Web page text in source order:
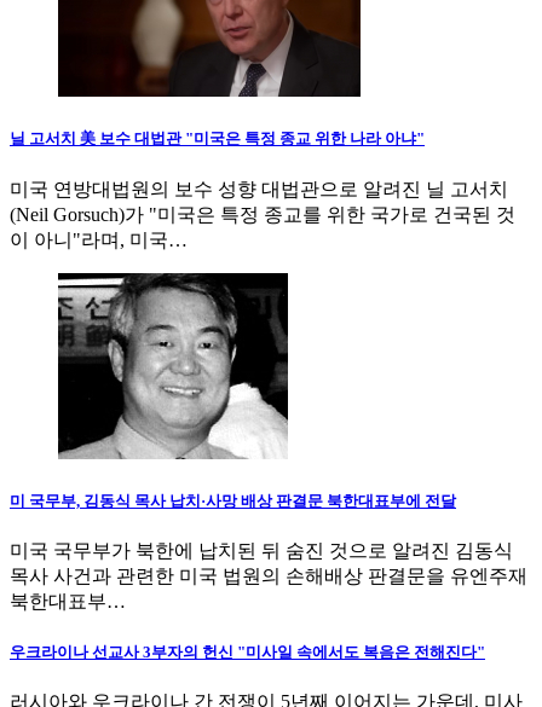
닐 고서치 美 보수 대법관 "미국은 특정 종교 위한 나라 아냐"
미국 연방대법원의 보수 성향 대법관으로 알려진 닐 고서치
(Neil Gorsuch)가 "미국은 특정 종교를 위한 국가로 건국된 것
이 아니"라며, 미국…
미 국무부, 김동식 목사 납치·사망 배상 판결문 북한대표부에 전달
미국 국무부가 북한에 납치된 뒤 숨진 것으로 알려진 김동식
목사 사건과 관련한 미국 법원의 손해배상 판결문을 유엔주재
북한대표부…
우크라이나 선교사 3부자의 헌신 "미사일 속에서도 복음은 전해진다"
러시아와 우크라이나 간 전쟁이 5년째 이어지는 가운데, 미사